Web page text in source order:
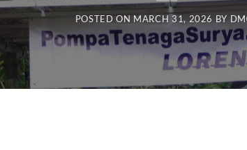
POSTED ON MARCH 31, 2026 BY